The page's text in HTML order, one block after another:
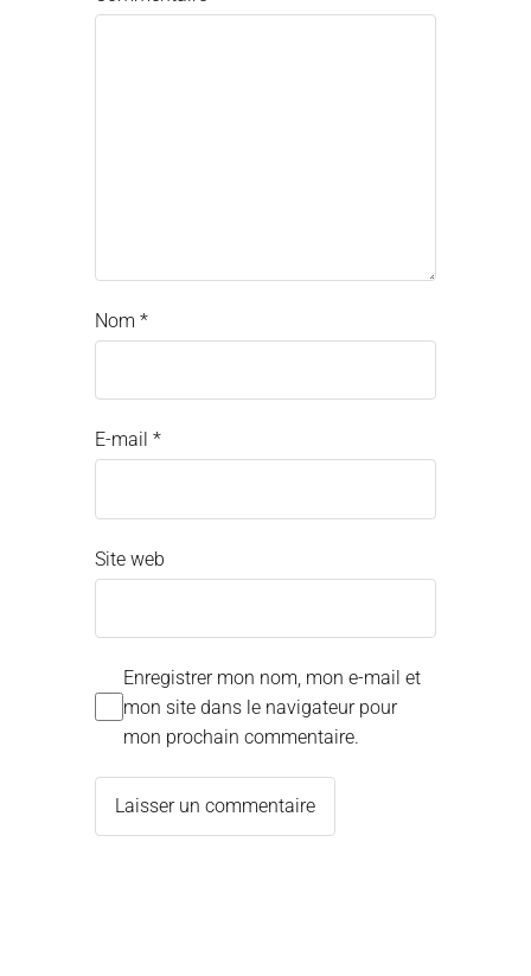
Nom *
E-mail *
Site web
Enregistrer mon nom, mon e-mail et
mon site dans le navigateur pour
mon prochain commentaire.